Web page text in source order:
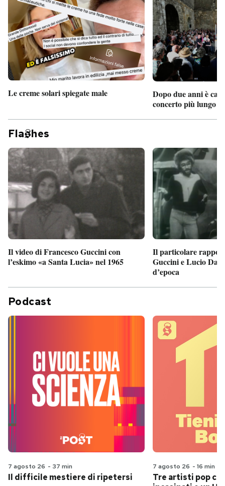
Le creme solari spiegate male
Dopo due anni è
concerto più lungo
Fla hes
Il video di Francesco Guccini con
l’eskimo «a Santa Lucia» nel 1965
Il particolare
Guccini e Lucio
d’epoca
Podcast
7 agosto 26 - 37 min
Il difficile mestiere di ripetersi
7 agosto 26 - 16 min
Tre artisti pop